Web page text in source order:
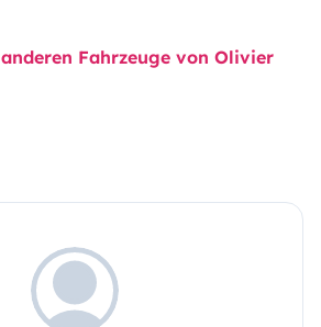
Fahrzeuge von Olivier